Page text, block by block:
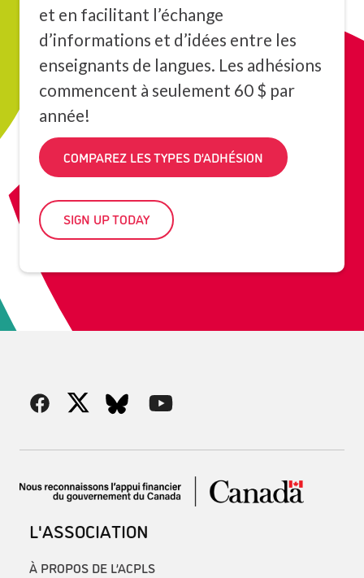
et en facilitant l’échange
d’informations et d’idées entre les
enseignants de langues. Les adhésions
commencent à seulement 60 $ par
année!
COMPAREZ LES TYPES D’ADHÉSION
SIGN UP TODAY
L'ASSOCIATION
À PROPOS DE L’ACPLS